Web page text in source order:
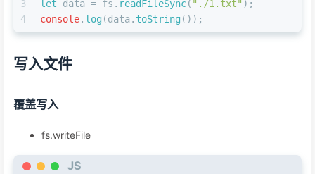
3
4
let data = fs. readFileSync( "./1.txt" );
console. log(data. toString());
写入文件
覆盖写入
fs.writeFile
JS